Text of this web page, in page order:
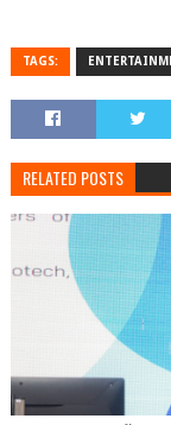
TAGS:
RELATED POSTS